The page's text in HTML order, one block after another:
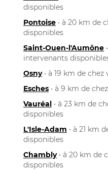
disponibles
Pontoise • à 20 km de
disponibles
Saint-Ouen-l'Aumône
intervenants
Osny• à 19 km de chez
Esches • à 9 km de
Vauréal • à 23 km de
disponibles
L'Isle-Adam • à 21 km
disponibles
Chambly• à 20 km de
disponibles